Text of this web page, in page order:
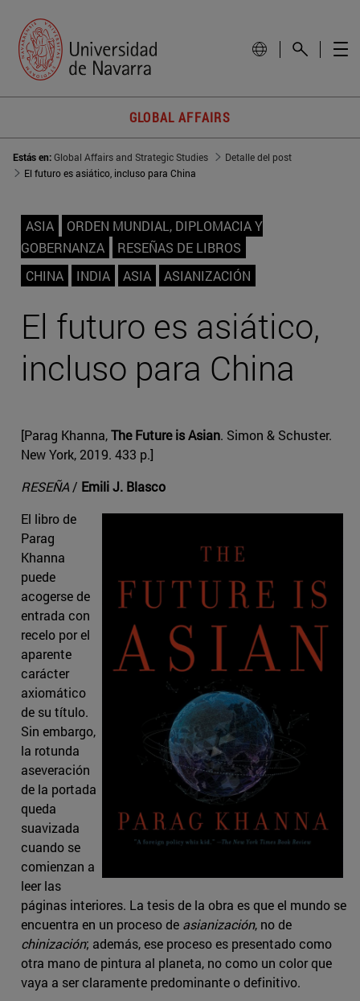
GLOBAL AFFAIRS
Estás en:Global Affairs and Strategic Studies
Detalle del post
El futuro es asiático, incluso para China
ASIA
ORDEN MUNDIAL, DIPLOMACIA Y
GOBERNANZA
RESEÑAS DE LIBROS
CHINA
INDIA ASIA ASIANIZACIÓN
El futuro es asiático,
incluso para China
[Parag Khanna,The Future is Asian. Simon & Schuster.
New York, 2019. 433 p.]
RESEÑA / Emili J. Blasco
El libro de
Parag
Khanna
puede
acogerse de
entrada con
recelo por el
aparente
carácter
axiomático
de su título.
Sin embargo,
la rotunda
aseveración
de la portada
queda
suavizada
cuando se
comienzan a
leer las
páginas interiores. La tesis de la obra es que el mundo se
encuentra en un proceso de asianización, no de
chinización; además, ese proceso es presentado como
otra mano de pintura al planeta, no como un color que
vaya a ser claramente predominante o definitivo.